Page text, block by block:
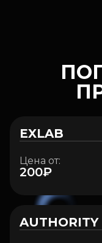
EXLAB
Цена от:
200₽
AUTHORITY